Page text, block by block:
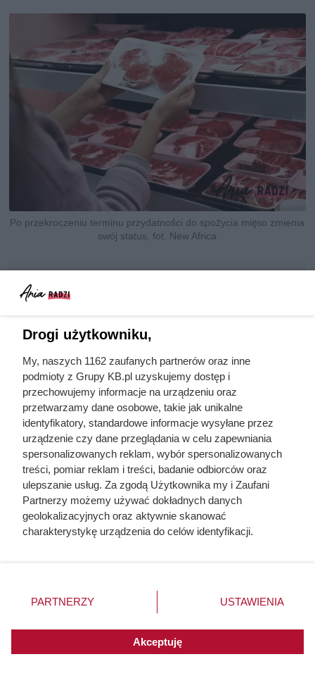
Po przekroczeniu terminu przydatności do spożycia mięso zmienia
swój status, fot. New Africa
Drukuj
Wielu klientów zastanawia się, co dzieje się z
mięsem, którego nie udało się sprzedać przed
upływem terminu przydatności do spożycia. W
Internecie regularnie pojawiają się teorie o zmianie
etykiet czy ponownym wystawianiu produktów na
półki. W praktyce funkcjonowanie sklepów
spożywczych podlega ścisłym przepisom, a
żywność po terminie nie może wrócić do sprzedaży
jako pełnowartościowy produkt. Przeczytaj.
Drogi użytkowniku,
My, naszych 1162 zaufanych partnerów oraz inne
podmioty z Grupy KB.pl uzyskujemy dostęp i
przechowujemy informacje na urządzeniu oraz
przetwarzamy dane osobowe, takie jak unikalne
identyfikatory, standardowe informacje wysyłane przez
urządzenie czy dane przeglądania w celu zapewniania
spersonalizowanych reklam, wybór spersonalizowanych
treści, pomiar reklam i treści, badanie odbiorców oraz
ulepszanie usług. Za zgodą Użytkownika my i Zaufani
Partnerzy możemy używać dokładnych danych
geolokalizacyjnych oraz aktywnie skanować
charakterystykę urządzenia do celów identyfikacji.
zmienić/wycofać klikając przycisk ustawień prywatności
znajdujący się w lewym dolnym rogu strony. Niektóre
użytkownika, ale masz prawo sprzeciwić się takiemu
przetwarzaniu. Preferencje będą miały zastosowania do
PARTNERZY USTAWIENIA
Akceptuję